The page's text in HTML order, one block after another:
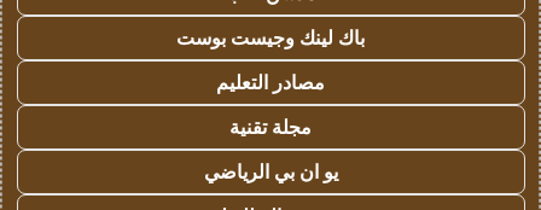
باك لينك وجيست بوست
مصادر التعليم
مجلة تقنية
يو ان بي الرياضي